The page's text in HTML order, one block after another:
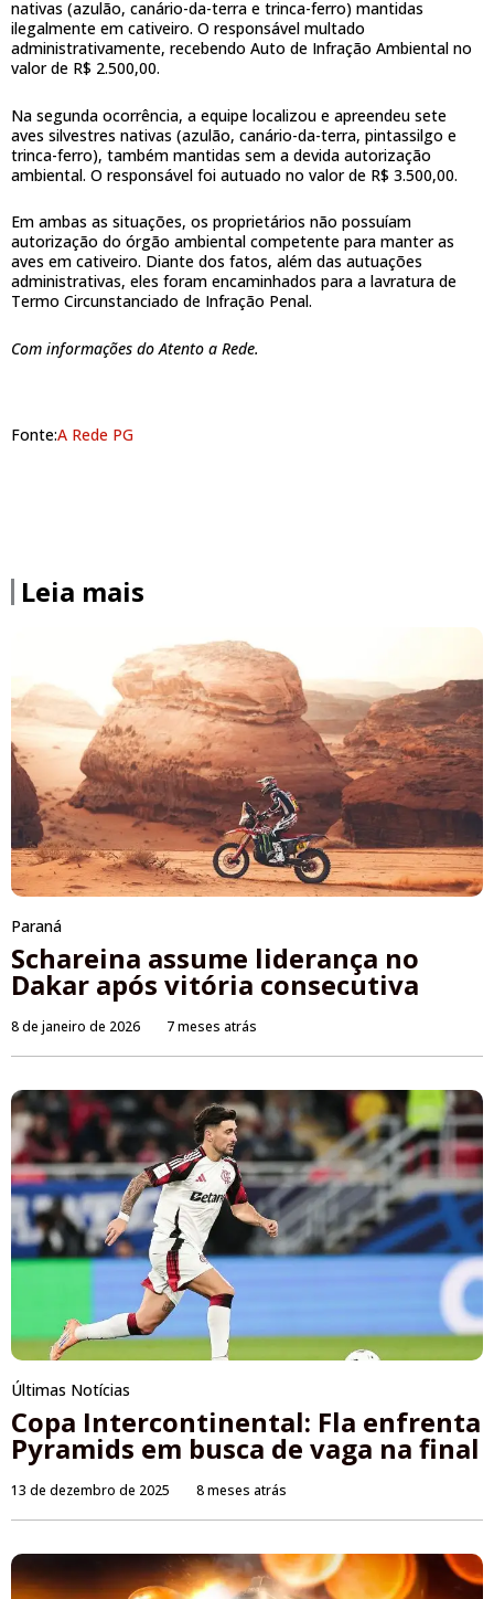
nativas (azulão, canário-da-terra e trinca-ferro) mantidas
ilegalmente em cativeiro. O responsável multado
administrativamente, recebendo Auto de Infração Ambiental no
valor de R$ 2.500,00.
Na segunda ocorrência, a equipe localizou e apreendeu sete
aves silvestres nativas (azulão, canário-da-terra, pintassilgo e
trinca-ferro), também mantidas sem a devida autorização
ambiental. O responsável foi autuado no valor de R$ 3.500,00.
Em ambas as situações, os proprietários não possuíam
autorização do órgão ambiental competente para manter as
aves em cativeiro. Diante dos fatos, além das autuações
administrativas, eles foram encaminhados para a lavratura de
Termo Circunstanciado de Infração Penal.
Com informações do Atento a Rede.
Fonte:A Rede PG
Leia mais
Paraná
Schareina assume liderança no
Dakar após vitória consecutiva
8 de janeiro de 2026 7 meses atrás
Últimas Notícias
Copa Intercontinental: Fla enfrenta
Pyramids em busca de vaga na final
13 de dezembro de 2025 8 meses atrás